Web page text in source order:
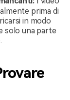
prima di
in modo
solo una parte